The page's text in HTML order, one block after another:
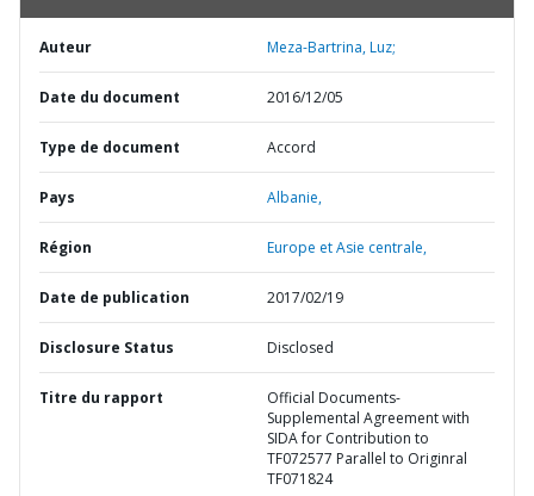
Auteur Meza-Bartrina, Luz;
Date du document 2016/12/05
Type de document Accord
Pays Albanie,
Région Europe et Asie centrale,
Date de publication 2017/02/19
Disclosure Status Disclosed
Titre du rapport
Official Documents-
Supplemental Agreement with
SIDA for Contribution to
TF072577 Parallel to Originral
TF071824